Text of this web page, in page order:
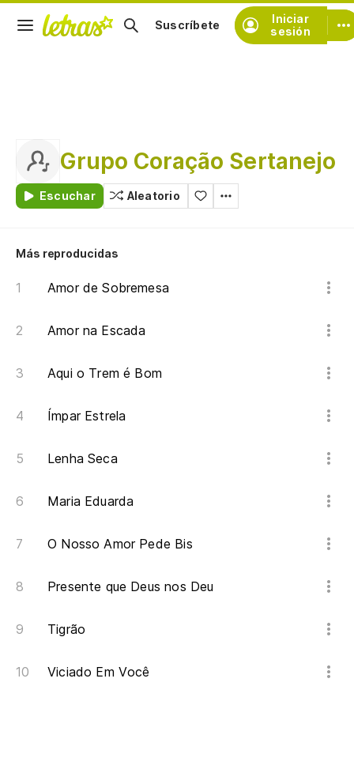
Iniciar
sesión
Suscríbete
Grupo Coração Sertanejo
Escuchar Aleatorio
Más reproducidas
Amor de Sobremesa
Amor na Escada
Aqui o Trem é Bom
Ímpar Estrela
Lenha Seca
Maria Eduarda
O Nosso Amor Pede Bis
Presente que Deus nos Deu
Tigrão
Viciado Em Você